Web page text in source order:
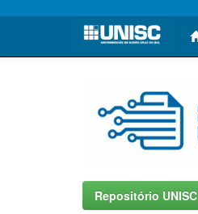
Skip
Repositório UNISC